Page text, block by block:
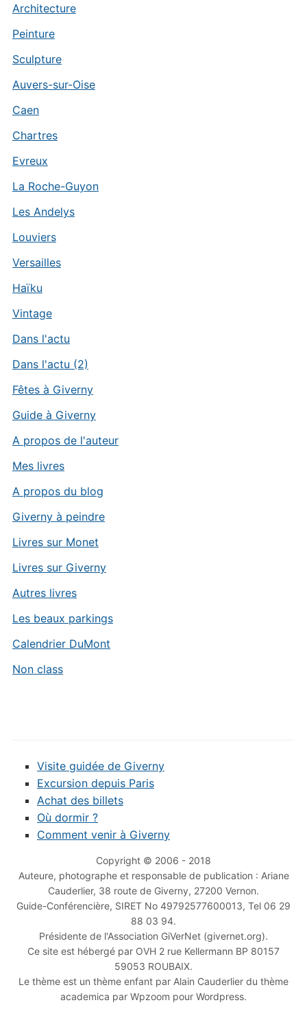
Architecture
Peinture
Sculpture
Auvers-sur-Oise
Caen
Chartres
Evreux
La Roche-Guyon
Les Andelys
Louviers
Versailles
Haïku
Vintage
Dans l'actu
Dans l'actu (2)
Fêtes à Giverny
Guide à Giverny
A propos de l'auteur
Mes livres
A propos du blog
Giverny à peindre
Livres sur Monet
Livres sur Giverny
Autres livres
Les beaux parkings
Calendrier DuMont
Non class
Visite guidée de Giverny
Excursion depuis Paris
Achat des billets
Où dormir ?
Comment venir à Giverny
Copyright © 2006 - 2018
Auteure, photographe et responsable de publication : Ariane
Cauderlier, 38 route de Giverny, 27200 Vernon.
Guide-Conférencière, SIRET No 49792577600013, Tel 06 29
88 03 94.
Présidente de l'Association GiVerNet (givernet.org).
Ce site est hébergé par OVH 2 rue Kellermann BP 80157
59053 ROUBAIX.
Le thème est un thème enfant par Alain Cauderlier du thème
academica par Wpzoom pour Wordpress.